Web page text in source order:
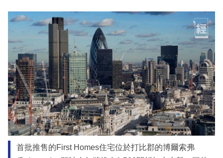
首批推售的First Homes住宅位於打比郡的博爾索弗